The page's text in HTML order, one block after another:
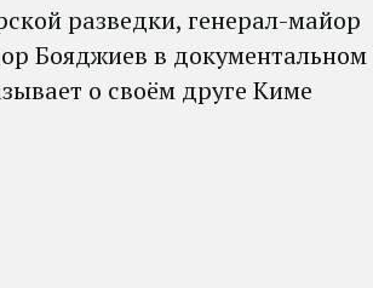
разведки, генерал-майор
Бояджиев в документальном
о своём друге Киме